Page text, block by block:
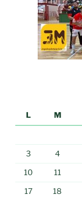
L
M
3 4
10 11
17 18